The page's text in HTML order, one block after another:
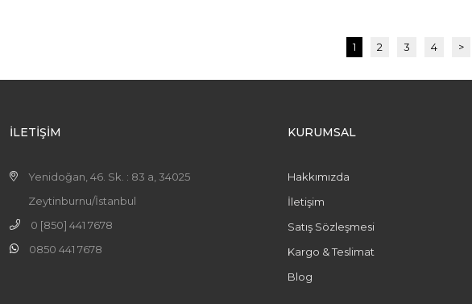
1 2 3 4 >
İLETİŞİM
Yenidoğan, 46. Sk. : 83 a, 34025
Zeytinburnu/İstanbul
0 [850] 441 7678
0850 441 7678
KURUMSAL
Hakkımızda
İletişim
Satış Sözleşmesi
Kargo & Teslimat
Blog